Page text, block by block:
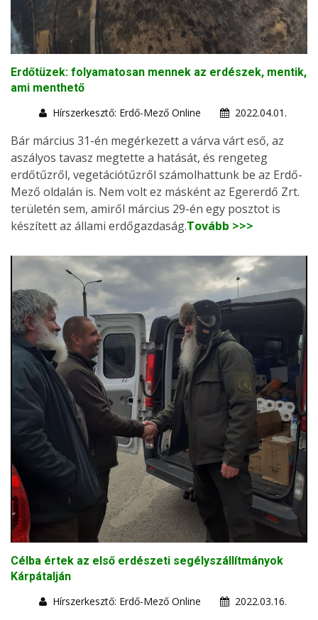
Erdőtüzek: folyamatosan mennek az erdészek, mentik,
ami menthető
Hírszerkesztő: Erdő-Mező Online
2022.04.01.
Bár március 31-én megérkezett a várva várt eső, az
aszályos tavasz megtette a hatását, és rengeteg
erdőtűzről, vegetációtűzről számolhattunk be az Erdő-
Mező oldalán is. Nem volt ez másként az Egererdő Zrt.
területén sem, amiről március 29-én egy posztot is
készített az állami erdőgazdaság.Tovább >>>
Célba értek az első erdészeti segélyszállítmányok
Kárpátalján
Hírszerkesztő: Erdő-Mező Online
2022.03.16.